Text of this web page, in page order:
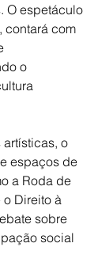
O espetáculo
contará com
o
o
espaços de
a Roda de
o Direito à
sobre
social